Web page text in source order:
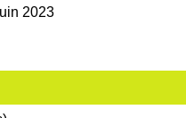
2023